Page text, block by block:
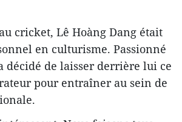
cricket, Lê Hoàng Dang était
en culturisme. Passionné
décidé de laisser derrière lui ce
pour entraîner au sein de